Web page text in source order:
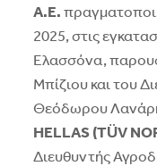
Α.Ε.
2025, στις
Ελασσόνα,
Μπίζιου και του
Θεόδωρου
HELLAS(TÜV
Διευθυντής